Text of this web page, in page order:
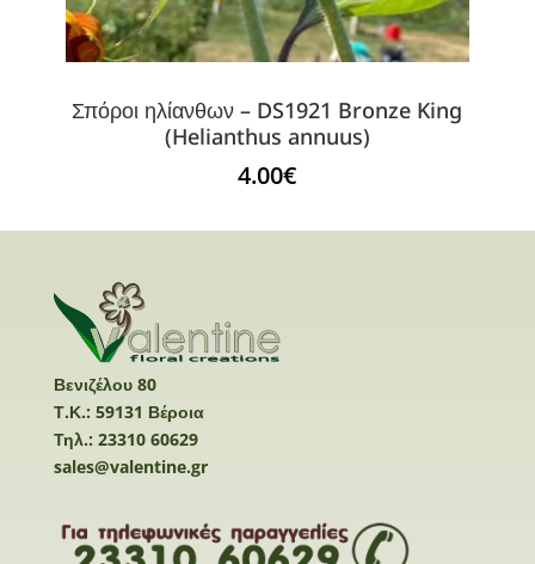
Σπόροι ηλίανθων – DS1921 Bronze King
(Helianthus annuus)
4.00€
Βενιζέλου 80
Τ.Κ.: 59131 Βέροια
Τηλ.: 23310 60629
sales@valentine.gr